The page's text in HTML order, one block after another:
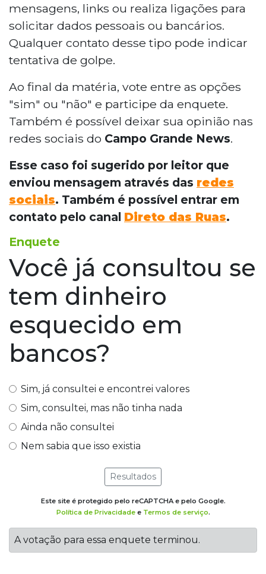
mensagens, links ou realiza ligações para
solicitar dados pessoais ou bancários.
Qualquer contato desse tipo pode indicar
tentativa de golpe.
Ao final da matéria, vote entre as opções
"sim" ou "não" e participe da enquete.
Também é possível deixar sua opinião nas
redes sociais do Campo Grande News.
Esse caso foi sugerido por leitor que
enviou mensagem através das redes
sociais. Também é possível entrar em
contato pelo canal Direto das Ruas.
Enquete
Você já consultou se
tem dinheiro
esquecido em
bancos?
Sim, já consultei e encontrei valores
Sim, consultei, mas não tinha nada
Ainda não consultei
Nem sabia que isso existia
Resultados
Este site é protegido pelo reCAPTCHA e pelo Google.
Política de Privacidadee Termos de serviço.
A votação para essa enquete terminou.